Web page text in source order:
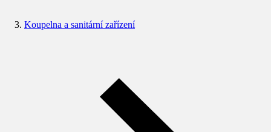
Koupelna a sanitární zařízení